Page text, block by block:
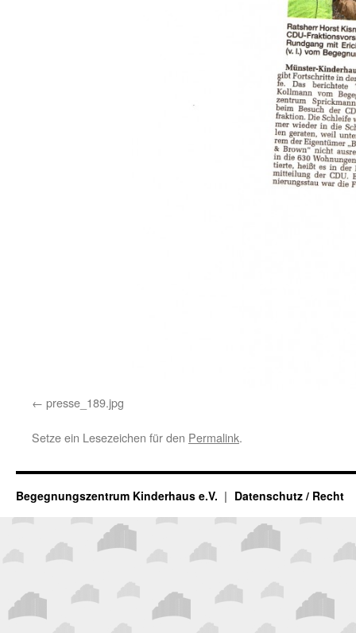
presse_189.jpg
Setze ein Lesezeichen für den Permalink.
Begegnungszentrum Kinderhaus e.V. Datenschutz / Recht